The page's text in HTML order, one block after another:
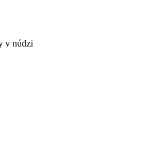
v núdzi